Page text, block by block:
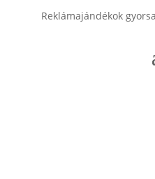
Reklámajándékok